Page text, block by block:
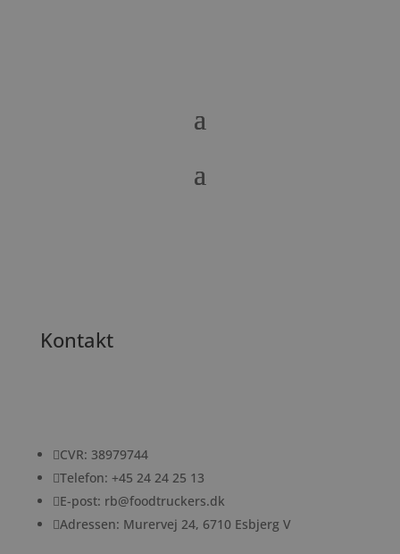
Kontakt
CVR: 38979744
Telefon: +45 24 24 25 13
E-post: rb@foodtruckers.dk
Adressen: Murervej 24, 6710 Esbjerg V